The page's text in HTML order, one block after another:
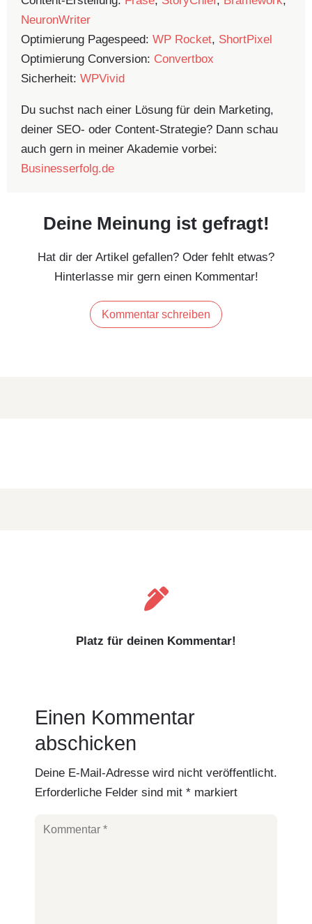
NeuronWriter
Optimierung Pagespeed: WP Rocket, ShortPixel
Optimierung Conversion: Convertbox
Sicherheit: WPVivid
Du suchst nach einer Lösung für dein Marketing,
deiner SEO- oder Content-Strategie? Dann schau
auch gern in meiner Akademie vorbei:
Businesserfolg.de
Deine Meinung ist gefragt!
Hat dir der Artikel gefallen? Oder fehlt etwas?
Hinterlasse mir gern einen Kommentar!
Kommentar schreiben

Platz für deinen Kommentar!
Einen Kommentar
abschicken
Deine E-Mail-Adresse wird nicht veröffentlicht.
Erforderliche Felder sind mit * markiert